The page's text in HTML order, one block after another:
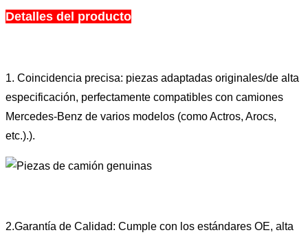
Detalles del producto
1. Coincidencia precisa: piezas adaptadas originales/de alta
especificación, perfectamente compatibles con camiones
Mercedes-Benz de varios modelos (como Actros, Arocs,
etc.).).
2.Garantía de Calidad: Cumple con los estándares OE, alta